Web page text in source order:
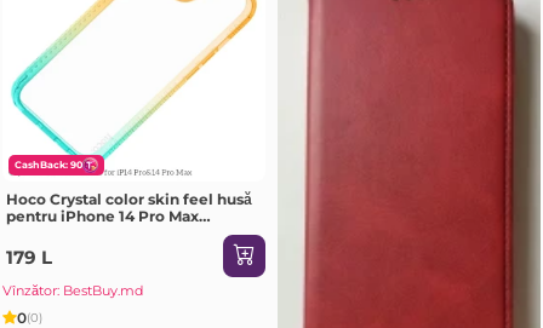
CashBack: 90
Hoco Crystal color skin feel husă
pentru iPhone 14 Pro Max
179 L
Vînzător: BestBuy.md
0(0)